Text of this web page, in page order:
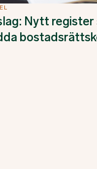
Nytt register